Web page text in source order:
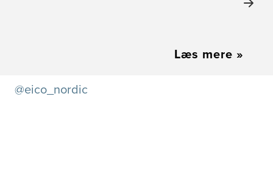
Læs mere »
@eico_nordic